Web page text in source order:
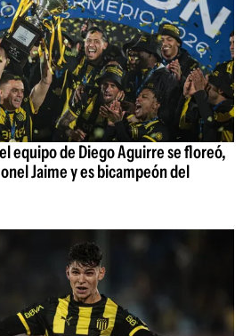
equipo de Diego Aguirre se floreó,
Jaime y es bicampeón del